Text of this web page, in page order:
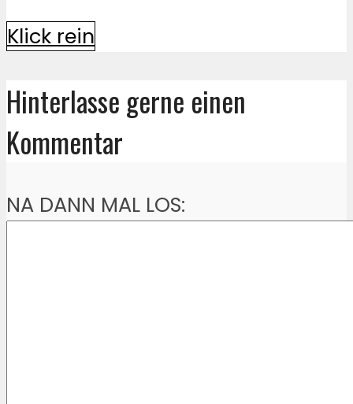
Klick rein
Hinterlasse gerne einen
Kommentar
NA DANN MAL LOS: